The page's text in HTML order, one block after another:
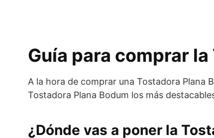
Guía para comprar
A la hora de comprar una Tostadora Plana
Tostadora Plana Bodum los más
¿Dónde vas a poner la